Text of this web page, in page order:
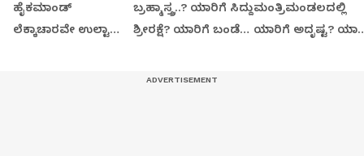
ಹೈಕಮಾಂಡ್
ಲೆಕ್ಕಾಚಾರವೇ ಉಲ್ಟಾ
ಬ್ರಹ್ಮಾಸ್ತ್ರ..? ಯಾರಿಗೆ ಸಿದ್ದು
ಶ್ರೀರಕ್ಷೆ? ಯಾರಿಗೆ ಬಂಡೆ
ಮಂತ್ರಿಮಂಡಲದಲ್ಲಿ
ಯಾರಿಗೆ ಅದೃಷ್ಟ?